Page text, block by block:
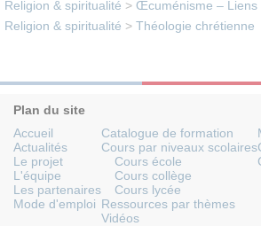
Religion & spiritualité > Œcuménisme – Liens
Religion & spiritualité > Théologie chrétienne
Plan du site
Accueil
Actualités
Le projet
L'équipe
Les partenaires
Mode d'emploi
Catalogue de formation
Cours par niveaux scolaires
Cours école
Cours collège
Cours lycée
Ressources par thèmes
Vidéos